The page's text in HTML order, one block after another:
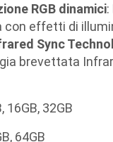
RGB dinamici
effetti di
Sync
brevettata
16GB, 32GB
64GB